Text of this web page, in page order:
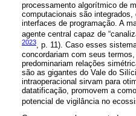
processamento algorítmico de
computacionais são
interfaces de programação. A
agente central capaz de
2023, p. 11). Caso esses
concordariam com seus
predominariam relações
são as gigantes do Vale do
intraoperacional sirvam para
datatificação, promovem a
potencial de vigilância no